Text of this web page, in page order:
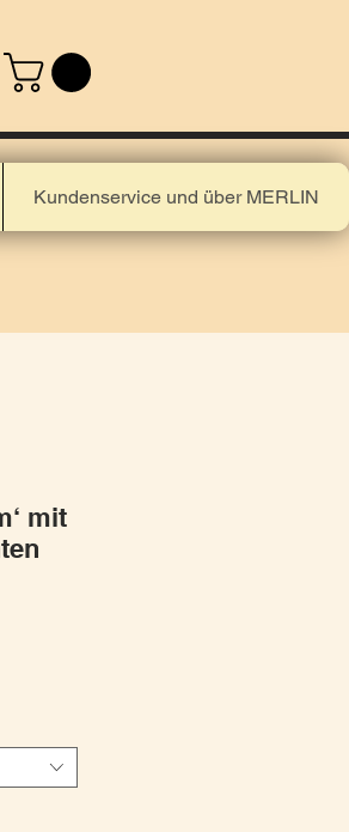
Kundenservice und über MERLIN
mit